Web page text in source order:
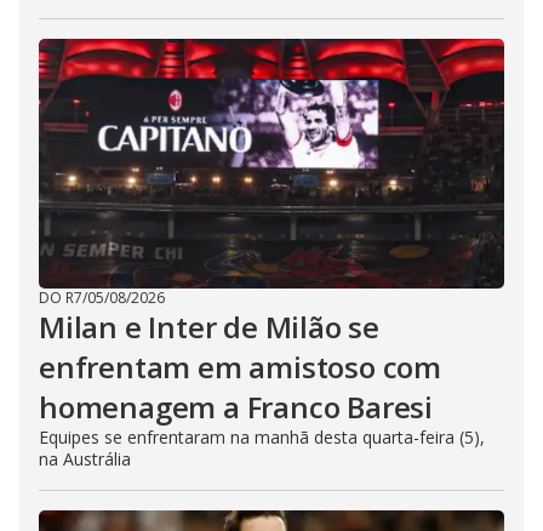
DO R7/05/08/2026
Milan e Inter de Milão se
enfrentam em amistoso com
homenagem a Franco Baresi
Equipes se enfrentaram na manhã desta quarta-feira (5),
na Austrália